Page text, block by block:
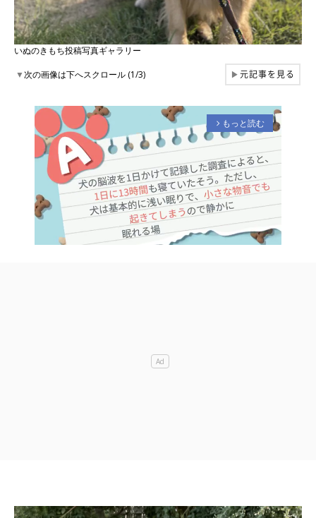
いぬのきもち投稿写真ギャラリー
▼次の画像は下へスクロール (1/3) ▶元記事を見る
arrow_forward_ios もっと読む